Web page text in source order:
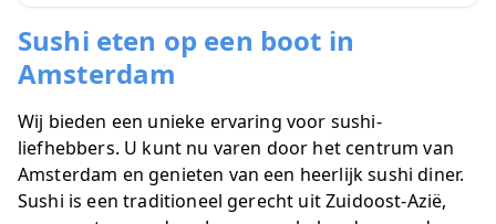
Sushi eten op een boot in
Amsterdam
Wij bieden een unieke ervaring voor sushi-
liefhebbers. U kunt nu varen door het centrum van
Amsterdam en genieten van een heerlijk sushi diner.
Sushi is een traditioneel gerecht uit Zuidoost-Azië,